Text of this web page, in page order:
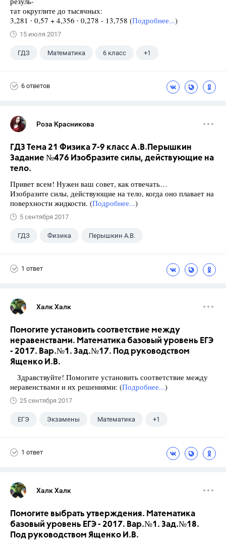
тат округлите до тысячных:
3,281 ∙ 0,57 + 4,356 ∙ 0,278 - 13,758 (Подробнее...)
15 июля 2017
ГДЗ Математика 6 класс +1
6 ответов
Роза Красникова
ГДЗ Тема 21 Физика 7-9 класс А.В.Перышкин
Задание №476 Изобразите силы, действующие на
тело.
Привет всем! Нужен ваш совет, как отвечать…
Изобразите силы, действующие на тело, когда оно плавает на
поверхности жидкости. (Подробнее...)
5 сентября 2017
ГДЗ Физика Перышкин А.В.
1 ответ
Халк Халк
Помогите установить соответствие между
неравенствами. Математика базовый уровень ЕГЭ
- 2017. Вар.№1. Зад.№17. Под руководством
Ященко И.В.
Здравствуйте! Помогите установить соответствие между
неравенствами и их решениями: (Подробнее...)
25 сентября 2017
ЕГЭ Экзамены Математика +1
1 ответ
Халк Халк
Помогите выбрать утверждения. Математика
базовый уровень ЕГЭ - 2017. Вар.№1. Зад.№18.
Под руководством Ященко И.В.